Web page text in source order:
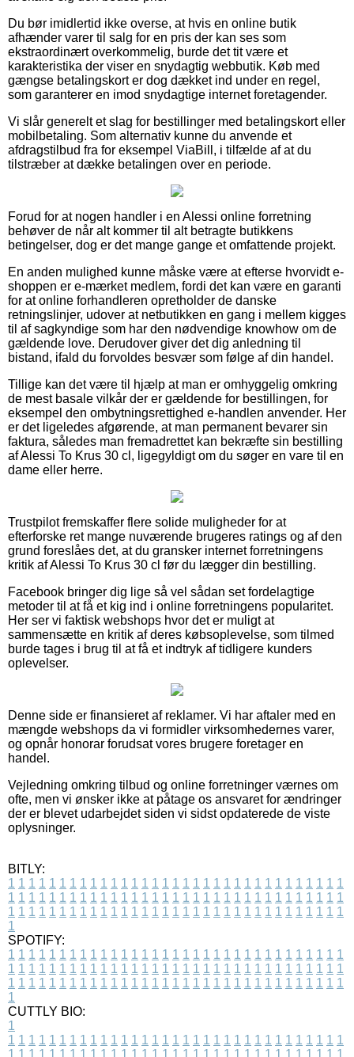
Du bør imidlertid ikke overse, at hvis en online butik
afhænder varer til salg for en pris der kan ses som
ekstraordinært overkommelig, burde det tit være et
karakteristika der viser en snydagtig webbutik. Køb med
gængse betalingskort er dog dækket ind under en regel,
som garanterer en imod snydagtige internet foretagender.
Vi slår generelt et slag for bestillinger med betalingskort eller
mobilbetaling. Som alternativ kunne du anvende et
afdragstilbud fra for eksempel ViaBill, i tilfælde af at du
tilstræber at dække betalingen over en periode.
Forud for at nogen handler i en Alessi online forretning
behøver de når alt kommer til alt betragte butikkens
betingelser, dog er det mange gange et omfattende projekt.
En anden mulighed kunne måske være at efterse hvorvidt e-
shoppen er e-mærket medlem, fordi det kan være en garanti
for at online forhandleren opretholder de danske
retningslinjer, udover at netbutikken en gang i mellem kigges
til af sagkyndige som har den nødvendige knowhow om de
gældende love. Derudover giver det dig anledning til
bistand, ifald du forvoldes besvær som følge af din handel.
Tillige kan det være til hjælp at man er omhyggelig omkring
de mest basale vilkår der er gældende for bestillingen, for
eksempel den ombytningsrettighed e-handlen anvender. Her
er det ligeledes afgørende, at man permanent bevarer sin
faktura, således man fremadrettet kan bekræfte sin bestilling
af Alessi To Krus 30 cl, ligegyldigt om du søger en vare til en
dame eller herre.
Trustpilot fremskaffer flere solide muligheder for at
efterforske ret mange nuværende brugeres ratings og af den
grund foreslåes det, at du gransker internet forretningens
kritik af Alessi To Krus 30 cl før du lægger din bestilling.
Facebook bringer dig lige så vel sådan set fordelagtige
metoder til at få et kig ind i online forretningens popularitet.
Her ser vi faktisk webshops hvor det er muligt at
sammensætte en kritik af deres købsoplevelse, som tilmed
burde tages i brug til at få et indtryk af tidligere kunders
oplevelser.
Denne side er finansieret af reklamer. Vi har aftaler med en
mængde webshops da vi formidler virksomhedernes varer,
og opnår honorar forudsat vores brugere foretager en
handel.
Vejledning omkring tilbud og online forretninger værnes om
ofte, men vi ønsker ikke at påtage os ansvaret for ændringer
der er blevet udarbejdet siden vi sidst opdaterede de viste
oplysninger.
BITLY:
1 1 1 1 1 1 1 1 1 1 1 1 1 1 1 1 1 1 1 1 1 1 1 1 1 1 1 1 1 1 1 1 1
1 1 1 1 1 1 1 1 1 1 1 1 1 1 1 1 1 1 1 1 1 1 1 1 1 1 1 1 1 1 1 1 1
1 1 1 1 1 1 1 1 1 1 1 1 1 1 1 1 1 1 1 1 1 1 1 1 1 1 1 1 1 1 1 1 1
1
SPOTIFY:
1 1 1 1 1 1 1 1 1 1 1 1 1 1 1 1 1 1 1 1 1 1 1 1 1 1 1 1 1 1 1 1 1
1 1 1 1 1 1 1 1 1 1 1 1 1 1 1 1 1 1 1 1 1 1 1 1 1 1 1 1 1 1 1 1 1
1 1 1 1 1 1 1 1 1 1 1 1 1 1 1 1 1 1 1 1 1 1 1 1 1 1 1 1 1 1 1 1 1
1
CUTTLY BIO:
1
1 1 1 1 1 1 1 1 1 1 1 1 1 1 1 1 1 1 1 1 1 1 1 1 1 1 1 1 1 1 1 1 1
1 1 1 1 1 1 1 1 1 1 1 1 1 1 1 1 1 1 1 1 1 1 1 1 1 1 1 1 1 1 1 1 1